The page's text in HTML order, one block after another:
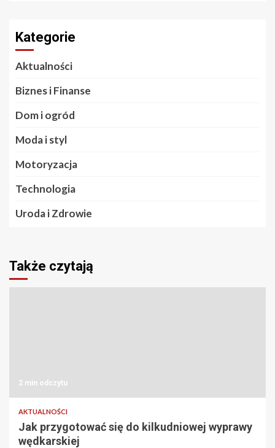
Kategorie
Aktualności
Biznes i Finanse
Dom i ogród
Moda i styl
Motoryzacja
Technologia
Uroda i Zdrowie
Także czytają
2 min odczytu
AKTUALNOŚCI
Jak przygotować się do kilkudniowej wyprawy
wędkarskiej